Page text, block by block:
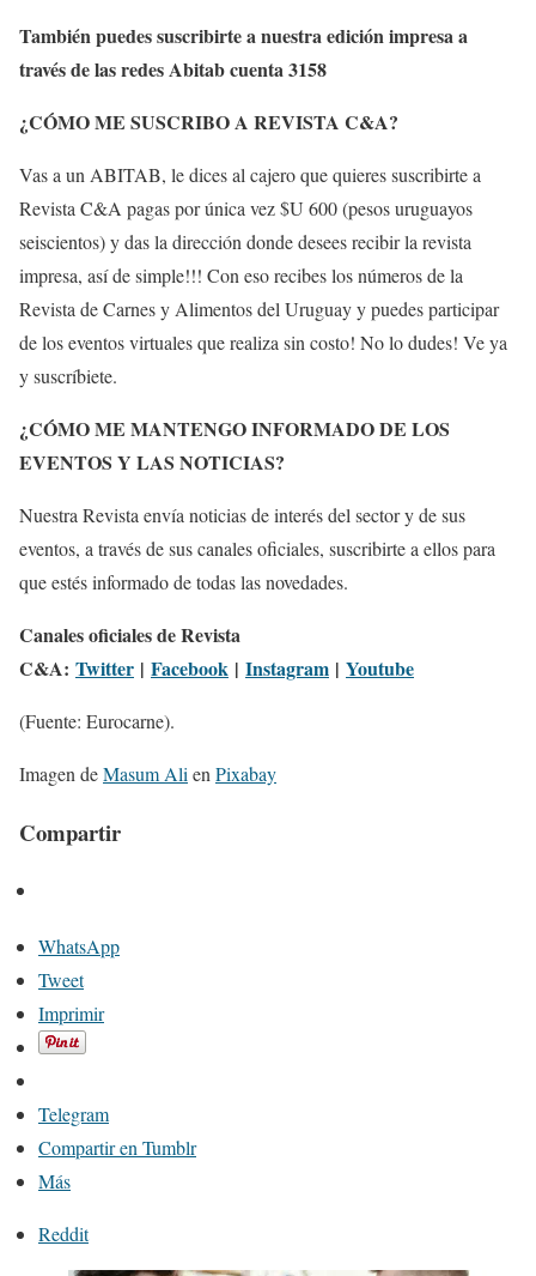
También puedes suscribirte a nuestra edición impresa a
través de las redes Abitab cuenta 3158
¿CÓMO ME SUSCRIBO A REVISTA C&A?
Vas a un ABITAB, le dices al cajero que quieres suscribirte a
Revista C&A pagas por única vez $U 600 (pesos uruguayos
seiscientos) y das la dirección donde desees recibir la revista
impresa, así de simple!!! Con eso recibes los números de la
Revista de Carnes y Alimentos del Uruguay y puedes participar
de los eventos virtuales que realiza sin costo! No lo dudes! Ve ya
y suscríbiete.
¿CÓMO ME MANTENGO INFORMADO DE LOS
EVENTOS Y LAS NOTICIAS?
Nuestra Revista envía noticias de interés del sector y de sus
eventos, a través de sus canales oficiales, suscribirte a ellos para
que estés informado de todas las novedades.
Canales oficiales de Revista
C&A: Twitter | Facebook | Instagram | Youtube
(Fuente: Eurocarne).
Imagen deMasum Ali en Pixabay
Compartir
WhatsApp
Tweet
Imprimir
Telegram
Compartir en Tumblr
Más
Reddit